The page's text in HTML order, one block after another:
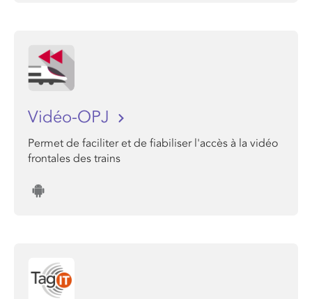
Vidéo-OPJ
Permet de faciliter et de fiabiliser l'accès à la vidéo
frontales des trains